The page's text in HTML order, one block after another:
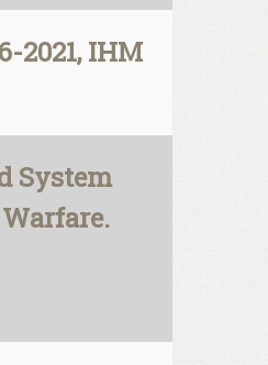
2021, IHM
System